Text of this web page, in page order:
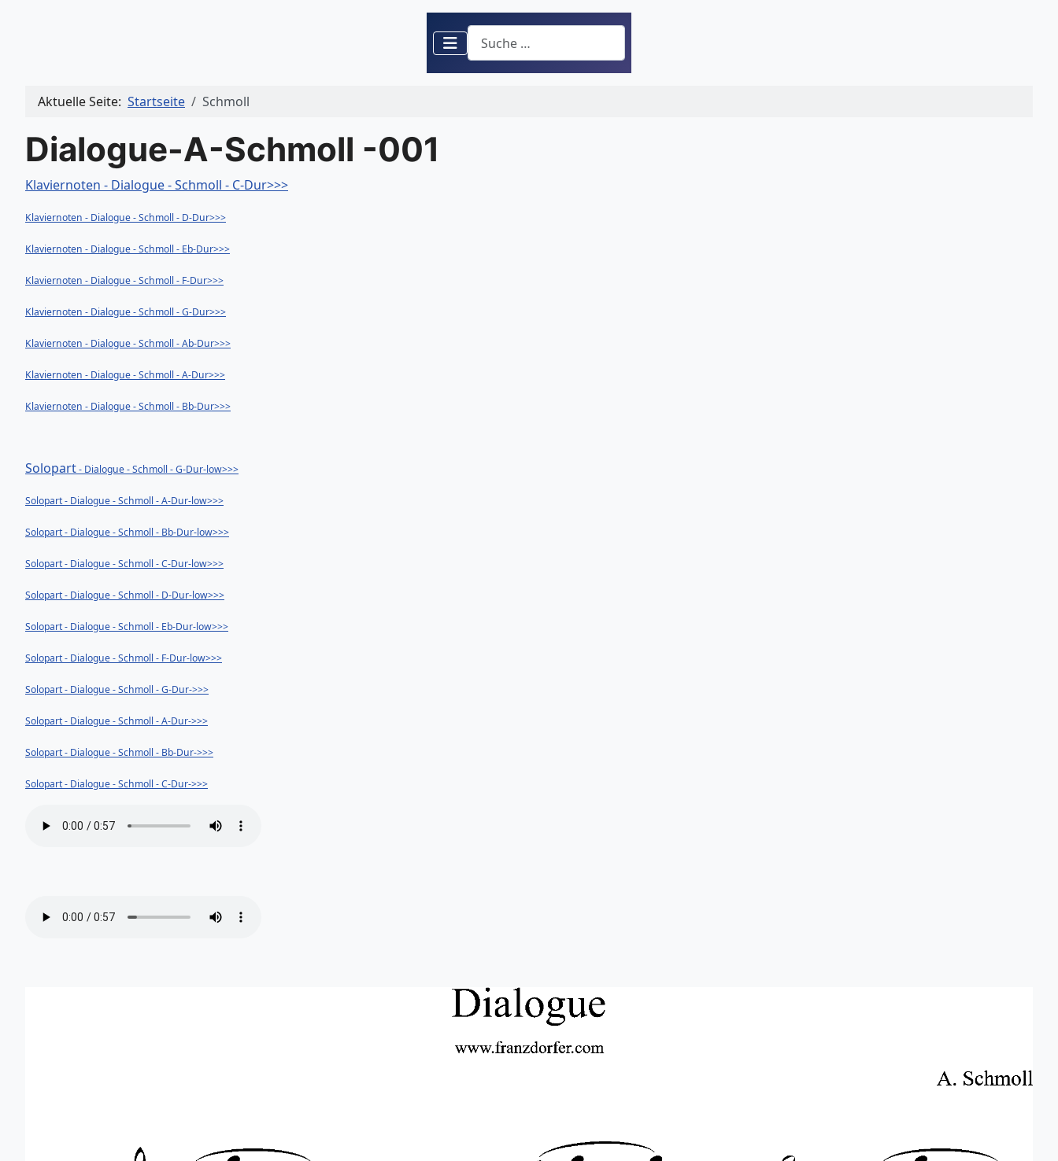
Suchen
Aktuelle Seite: Startseite Schmoll
Dialogue-A-Schmoll -001
Klaviernoten - Dialogue - Schmoll - C-Dur>>>
Klaviernoten - Dialogue - Schmoll - D-Dur>>>
Klaviernoten - Dialogue - Schmoll - Eb-Dur>>>
Klaviernoten - Dialogue - Schmoll - F-Dur>>>
Klaviernoten - Dialogue - Schmoll - G-Dur>>>
Klaviernoten - Dialogue - Schmoll - Ab-Dur>>>
Klaviernoten - Dialogue - Schmoll - A-Dur>>>
Klaviernoten - Dialogue - Schmoll - Bb-Dur>>>
Solopart- Dialogue - Schmoll - G-Dur-low>>>
Solopart- Dialogue - Schmoll - A-Dur-low>>>
Solopart- Dialogue - Schmoll - Bb-Dur-low>>>
Solopart- Dialogue - Schmoll - C-Dur-low>>>
Solopart- Dialogue - Schmoll - D-Dur-low>>>
Solopart- Dialogue - Schmoll - Eb-Dur-low>>>
Solopart- Dialogue - Schmoll - F-Dur-low>>>
Solopart- Dialogue - Schmoll - G-Dur->>>
Solopart- Dialogue - Schmoll - A-Dur->>>
Solopart- Dialogue - Schmoll - Bb-Dur->>>
Solopart- Dialogue - Schmoll - C-Dur->>>